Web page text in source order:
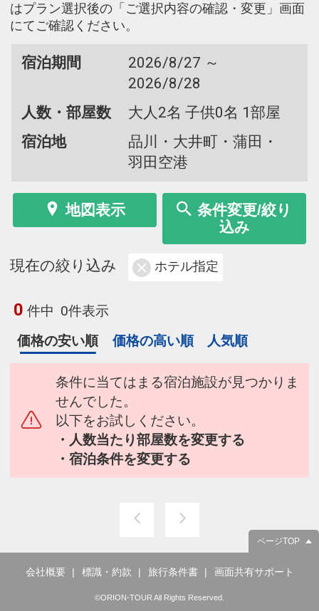
はプラン選択後の「ご選択内容の確認・変更」画面
にてご確認ください。
宿泊期間
2026/8/27 ～
2026/8/28
人数・部屋数
大人2名 子供0名 1部屋
宿泊地
品川・大井町・蒲田・
羽田空港
地図表示
条件変更/絞り
込み
現在の絞り込み ホテル指定
0 件中 0件表示
価格の安い順
価格の高い順 人気順
条件に当てはまる宿泊施設が見つかりま
せんでした。
以下をお試しください。
・人数当たり部屋数を変更する
・宿泊条件を変更する
ページTOP
会社概要 標識・約款 旅行条件書 画面共有サポート
©ORION-TOUR All Rights Reserved.